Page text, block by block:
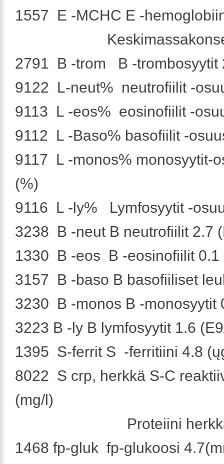
1557 E -MCHC E -
2791 B -trom B -trombosyytit
9122 L-neut% neutrofiilit -
9113 L -eos% eosinofiilit -
9112 L -Baso% basofiilit -
9117 L -monos% monosyytit-
(%)
9116 L -ly% Lymfosyytit -
3238 B -neut B neutrofiilit 2.7
1330 B -eos B -eosinofiilit 0.1
3157 B -baso B basofiiliset
3230 B -monos B -monosyytit
3223 B -ly B lymfosyytit 1.6
1395 S-ferrit S -ferritiini 4.8
8022 S crp, herkkä S-C
(mg/l)
Proteiini
1468 fp-gluk fp-glukoosi